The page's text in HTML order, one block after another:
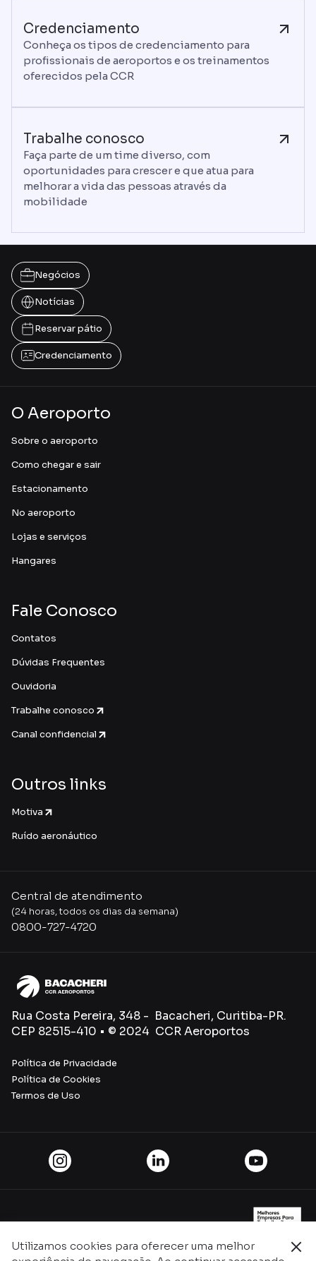
Credenciamento
Conheça os tipos de credenciamento para
profissionais de aeroportos e os treinamentos
oferecidos pela CCR
Trabalhe conosco
Faça parte de um time diverso, com
oportunidades para crescer e que atua para
melhorar a vida das pessoas através da
mobilidade
Utilizamos cookies para oferecer uma melhor
Negócios
Notícias
Reservar pátio
Credenciamento
O Aeroporto
Sobre o aeroporto
Como chegar e sair
Estacionamento
No aeroporto
Lojas e serviços
Hangares
Fale Conosco
Contatos
Dúvidas Frequentes
Ouvidoria
Trabalhe conosco
Canal confidencial
Outros links
Motiva
Ruído aeronáutico
Central de atendimento
(24 horas, todos os dias da semana)
0800-727-4720
Rua Costa Pereira, 348 - Bacacheri, Curitiba-PR.
CEP 82515-410 • © 2024 CCR Aeroportos
Política de Privacidade
Política de Cookies
Termos de Uso